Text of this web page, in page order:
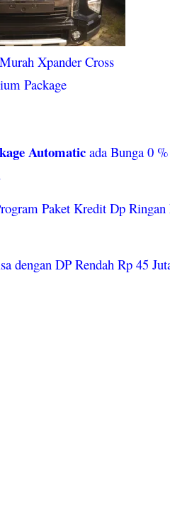
Xpander Cross
Package
Automatic ada Bunga 0
Paket Kredit Dp Ringan
dengan DP Rendah Rp 45